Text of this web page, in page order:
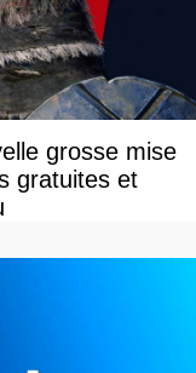
grosse mise
gratuites et